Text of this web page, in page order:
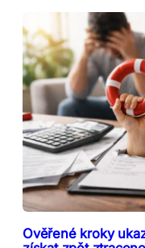
Ověřené kroky